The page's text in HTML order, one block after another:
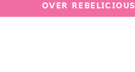
OVER REBELICIOUS